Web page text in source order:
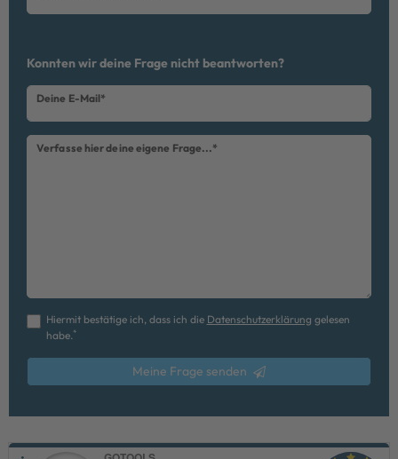
Konnten wir deine Frage nicht beantworten?
Deine E-Mail*
Verfasse hier deine eigene Frage...*
Hiermit bestätige ich, dass ich die Daten­schutz­erklärung gelesen
habe.*
Ceres::Template.mailFormHoneypotLabel
Meine Frage senden